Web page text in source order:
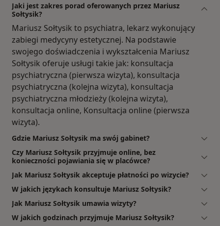
Jaki jest zakres porad oferowanych przez Mariusz
Sołtysik?
Mariusz Sołtysik to psychiatra, lekarz wykonujący
zabiegi medycyny estetycznej. Na podstawie
swojego doświadczenia i wykształcenia Mariusz
Sołtysik oferuje usługi takie jak: konsultacja
psychiatryczna (pierwsza wizyta), konsultacja
psychiatryczna (kolejna wizyta), konsultacja
psychiatryczna młodzieży (kolejna wizyta),
konsultacja online, Konsultacja online (pierwsza
wizyta).
Gdzie Mariusz Sołtysik ma swój gabinet?
Czy Mariusz Sołtysik przyjmuje online, bez
konieczności pojawiania się w placówce?
Jak Mariusz Sołtysik akceptuje płatności po wizycie?
W jakich językach konsultuje Mariusz Sołtysik?
Jak Mariusz Sołtysik umawia wizyty?
W jakich godzinach przyjmuje Mariusz Sołtysik?